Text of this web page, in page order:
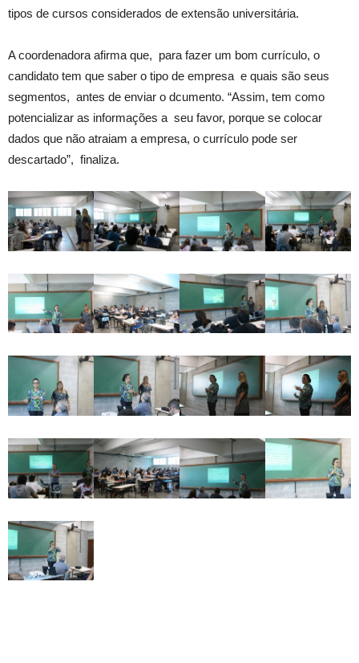
tipos de cursos considerados de extensão universitária.
A coordenadora afirma que, para fazer um bom currículo, o
candidato tem que saber o tipo de empresa e quais são seus
segmentos, antes de enviar o dcumento. “Assim, tem como
potencializar as informações a seu favor, porque se colocar
dados que não atraiam a empresa, o currículo pode ser
descartado”, finaliza.